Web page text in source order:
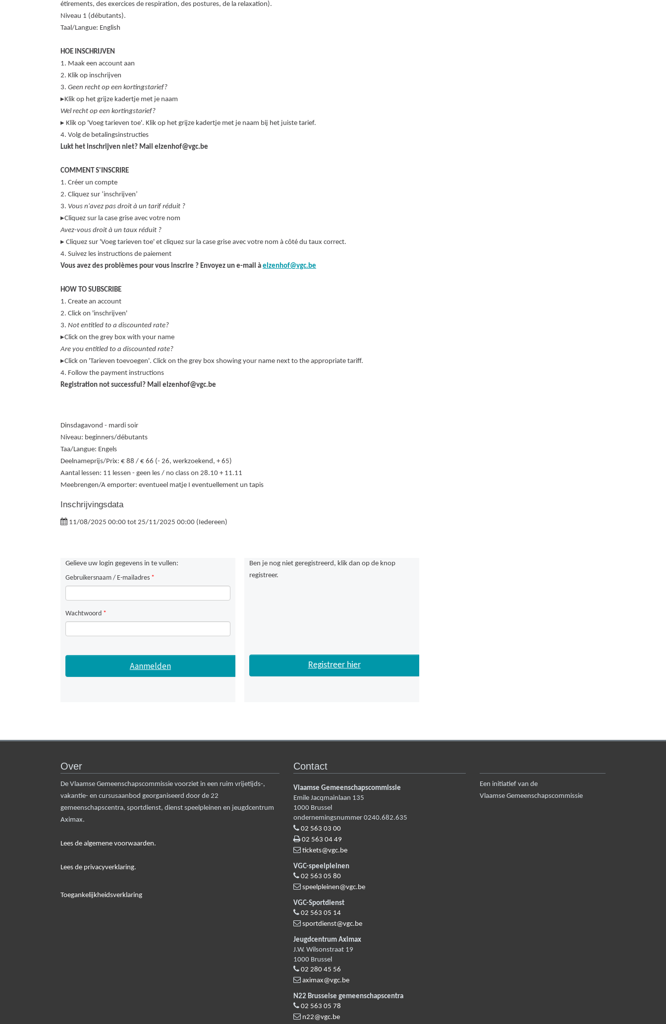
étirements, des exercices de respiration, des postures, de la relaxation).
Niveau 1 (débutants).
Taal/Langue: English
HOE INSCHRIJVEN
1. Maak een account aan
2. Klik op inschrijven
3. Geen recht op een kortingstarief?
▸Klik op het grijze kadertje met je naam
Wel recht op een kortingstarief?
▸ Klik op 'Voeg tarieven toe'. Klik op het grijze kadertje met je naam bij het juiste tarief.
4. Volg de betalingsinstructies
Lukt het inschrijven niet? Mail elzenhof@vgc.be
COMMENT S'INSCRIRE
1. Créer un compte
2. Cliquez sur ‘inschrijven’
3. Vous n'avez pas droit à un tarif réduit ?
▸Cliquez sur la case grise avec votre nom
Avez-vous droit à un taux réduit ?
▸ Cliquez sur 'Voeg tarieven toe' et cliquez sur la case grise avec votre nom à côté du taux correct.
4. Suivez les instructions de paiement
Vous avez des problèmes pour vous inscrire ? Envoyez un e-mail à elzenhof@vgc.be
HOW TO SUBSCRIBE
1. Create an account
2. Click on 'inschrijven'
3. Not entitled to a discounted rate?
▸Click on the grey box with your name
Are you entitled to a discounted rate?
▸Click on 'Tarieven toevoegen'. Click on the grey box showing your name next to the appropriate tariff.
4. Follow the payment instructions
Registration not successful? Mail elzenhof@vgc.be
Dinsdagavond - mardi soir
Niveau: beginners/débutants
Taa/Langue: Engels
Deelnameprijs/Prix: € 88 / € 66 (- 26, werkzoekend, + 65)
Aantal lessen: 11 lessen - geen les / no class on 28.10 + 11.11
Meebrengen/A emporter: eventueel matje I eventuellement un tapis
Inschrijvingsdata
11/08/2025 00:00 tot 25/11/2025 00:00 (Iedereen)
Gelieve uw login gegevens in te vullen:
Gebruikersnaam / E-mailadres *
Wachtwoord *
Ben je nog niet geregistreerd, klik dan op de knop
registreer.
Registreer hier
Over
De Vlaamse Gemeenschapscommissie voorziet in een ruim vrijetijds-,
vakantie- en cursusaanbod georganiseerd door de 22
gemeenschapscentra, sportdienst, dienst speelpleinen en jeugdcentrum
Aximax.
Lees de algemene voorwaarden.
Lees de privacyverklaring.
Toegankelijkheidsverklaring
Contact
Vlaamse Gemeenschapscommissie
Emile Jacqmainlaan 135
1000 Brussel
ondernemingsnummer 0240.682.635
02 563 03 00
02 563 04 49
tickets@vgc.be
VGC-speelpleinen
02 563 05 80
speelpleinen@vgc.be
VGC-Sportdienst
02 563 05 14
sportdienst@vgc.be
Jeugdcentrum Aximax
J.W. Wilsonstraat 19
1000 Brussel
02 280 45 56
aximax@vgc.be
N22 Brusselse gemeenschapscentra
02 563 05 78
n22@vgc.be
Een initiatief van de
Vlaamse Gemeenschapscommissie